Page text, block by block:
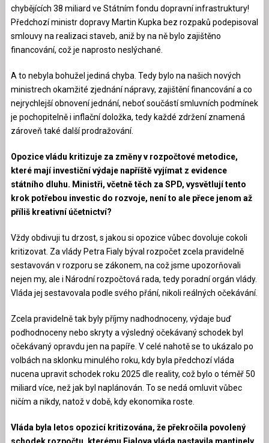
chybějících 38 miliard ve Státním fondu dopravní infrastruktury!
Předchozí ministr dopravy Martin Kupka bez rozpaků podepisoval
smlouvy na realizaci staveb, aniž by na ně bylo zajištěno
financování, což je naprosto neslýchané.
A to nebyla bohužel jediná chyba. Tedy bylo na našich nových
ministrech okamžité zjednání nápravy, zajištění financování a co
nejrychlejší obnovení jednání, neboť součástí smluvních podmínek
je pochopitelně i inflační doložka, tedy každé zdržení znamená
zároveň také další prodražování.
Opozice vládu kritizuje za změny v rozpočtové metodice,
které mají investiční výdaje napříště vyjímat z evidence
státního dluhu. Ministři, včetně těch za SPD, vysvětlují tento
krok potřebou investic do rozvoje, není to ale přece jenom až
příliš kreativní účetnictví?
Vždy obdivuji tu drzost, s jakou si opozice vůbec dovoluje cokoli
kritizovat. Za vlády Petra Fialy býval rozpočet zcela pravidelně
sestavován v rozporu se zákonem, na což jsme upozorňovali
nejen my, ale i Národní rozpočtová rada, tedy poradní orgán vlády.
Vláda jej sestavovala podle svého přání, nikoli reálných očekávání.
Zcela pravidelně tak byly příjmy nadhodnoceny, výdaje buď
podhodnoceny nebo skryty a výsledný očekávaný schodek byl
očekávaný opravdu jen na papíře. V celé nahotě se to ukázalo po
volbách na sklonku minulého roku, kdy byla předchozí vláda
nucena upravit schodek roku 2025 dle reality, což bylo o téměř 50
miliard více, než jak byl naplánován. To se nedá omluvit vůbec
ničím a nikdy, natož v době, kdy ekonomika roste.
Vláda byla letos opozicí kritizována, že překročila povolený
schodek rozpočtu, kterému Fialova vláda nastavila mantinely